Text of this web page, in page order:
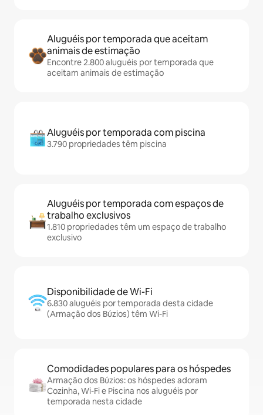
Aluguéis por temporada que aceitam
animais de estimação
Encontre 2.800 aluguéis por temporada que
aceitam animais de estimação
Aluguéis por temporada com piscina
3.790 propriedades têm piscina
Aluguéis por temporada com espaços de
trabalho exclusivos
1.810 propriedades têm um espaço de trabalho
exclusivo
Disponibilidade de Wi-Fi
6.830 aluguéis por temporada desta cidade
(Armação dos Búzios) têm Wi-Fi
Comodidades populares para os hóspedes
Armação dos Búzios: os hóspedes adoram
Cozinha, Wi-Fi e Piscina nos aluguéis por
temporada nesta cidade